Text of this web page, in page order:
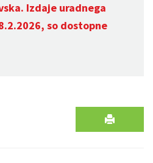
Izdaje uradnega
so dostopne